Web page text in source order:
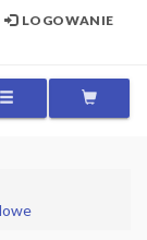
LOGOWANIE
MENU